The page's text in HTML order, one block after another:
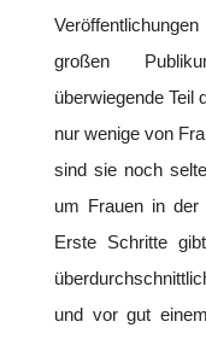
großen
überwiegende Teil
nur wenige von
sind sie noch
um Frauen in der
Erste Schritte
und vor gut